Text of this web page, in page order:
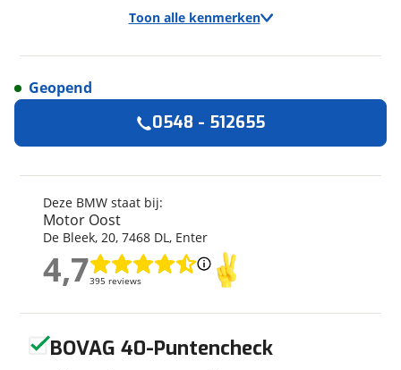
Toon alle kenmerken
Merk
BMW
Model
K 1200 S
Kenteken
Kilometerstand
Bouwjaar
Leeftijd
20 jaar en 3 maanden
Geschikt voor
A rijbewijs
Soort voertuig
Motor
Deze BMW staat bij:
Motor Oost
De Bleek, 20, 7468 DL, Enter
4,7395 reviews
4,7
Geopend
0548 - 512655
BOVAG 40-Puntencheck